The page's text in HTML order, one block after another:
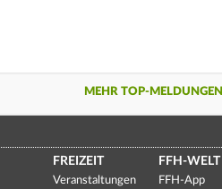
MEHR TOP-MELDUNGEN
FREIZEIT
Veranstaltungen
FFH-WELT
FFH-App